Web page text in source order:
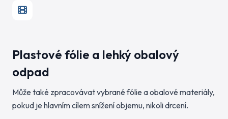
Plastové fólie a lehký obalový
odpad
Může také zpracovávat vybrané fólie a obalové materiály,
pokud je hlavním cílem snížení objemu, nikoli drcení.